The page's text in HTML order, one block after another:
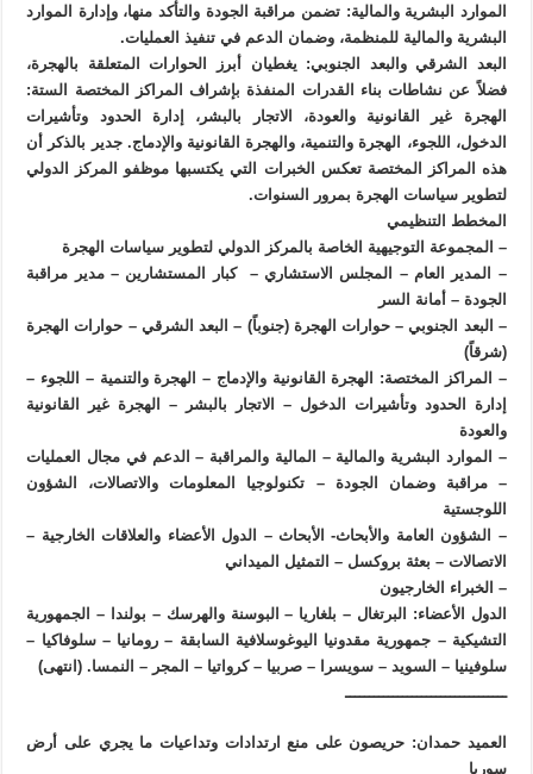
الموارد البشرية والمالية: تضمن مراقبة الجودة والتأكد منها، وإدارة الموارد
البشرية والمالية للمنظمة، وضمان الدعم في تنفيذ العمليات.
البعد الشرقي والبعد الجنوبي: يغطيان أبرز الحوارات المتعلقة بالهجرة،
فضلاً عن نشاطات بناء القدرات المنفذة بإشراف المراكز المختصة الستة:
الهجرة غير القانونية والعودة، الاتجار بالبشر، إدارة الحدود وتأشيرات
الدخول، اللجوء، الهجرة والتنمية، والهجرة القانونية والإدماج. جدير بالذكر أن
هذه المراكز المختصة تعكس الخبرات التي يكتسبها موظفو المركز الدولي
لتطوير سياسات الهجرة بمرور السنوات.
المخطط التنظيمي
– المجموعة التوجيهية الخاصة بالمركز الدولي لتطوير سياسات الهجرة
– المدير العام – المجلس الاستشاري – كبار المستشارين – مدير مراقبة
الجودة – أمانة السر
– البعد الجنوبي – حوارات الهجرة (جنوباً) – البعد الشرقي – حوارات الهجرة
(شرقاً)
– المراكز المختصة: الهجرة القانونية والإدماج – الهجرة والتنمية – اللجوء –
إدارة الحدود وتأشيرات الدخول – الاتجار بالبشر – الهجرة غير القانونية
والعودة
– الموارد البشرية والمالية – المالية والمراقبة – الدعم في مجال العمليات
– مراقبة وضمان الجودة – تكنولوجيا المعلومات والاتصالات، الشؤون
اللوجستية
– الشؤون العامة والأبحاث- الأبحاث – الدول الأعضاء والعلاقات الخارجية –
الاتصالات – بعثة بروكسل – التمثيل الميداني
– الخبراء الخارجيون
الدول الأعضاء: البرتغال – بلغاريا – البوسنة والهرسك – بولندا – الجمهورية
التشيكية – جمهورية مقدونيا اليوغوسلافية السابقة – رومانيا – سلوفاكيا –
سلوفينيا – السويد – سويسرا – صربيا – كرواتيا – المجر – النمسا. (انتهى)
ــــــــــــــــــــــــــــــــــ
العميد حمدان: حريصون على منع ارتدادات وتداعيات ما يجري على أرض
سوريا